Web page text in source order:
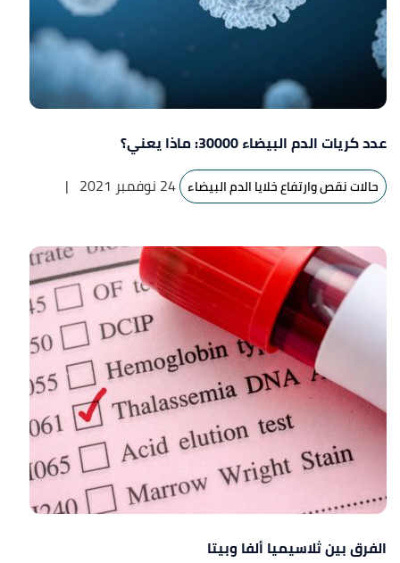
عدد كريات الدم البيضاء 30000: ماذا يعني؟
حالات نقص وارتفاع خلايا الدم البيضاء 24 نوفمبر 2021 |
الفرق بين ثلاسيميا ألفا وبيتا